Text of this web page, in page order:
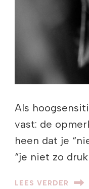
Als
vast: de
heen dat je
“je niet zo
LEES VERDER